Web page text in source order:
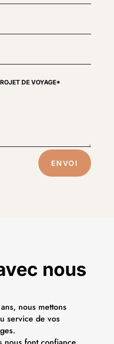
ENVOI
nous
nous mettons
service de vos